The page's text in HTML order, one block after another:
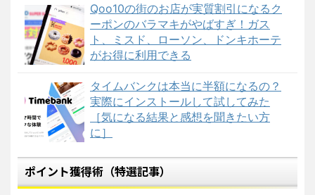
Qoo10の街のお店が実質割引になるク
ーポンのバラマキがやばすぎ！ガス
ト、ミスド、ローソン、ドンキホーテ
がお得に利用できる
タイムバンクは本当に半額になるの？
実際にインストールして試してみた
［気になる結果と感想を聞きたい方
に］
ポイント獲得術（特選記事）